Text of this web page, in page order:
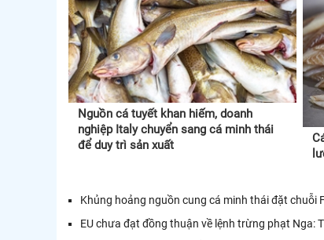
Nguồn cá tuyết khan hiếm, doanh
nghiệp Italy chuyển sang cá minh thái
để duy trì sản xuất
Khủng hoảng nguồn cung cá minh thái đặt chuỗi
EU chưa đạt đồng thuận về lệnh trừng phạt Nga: